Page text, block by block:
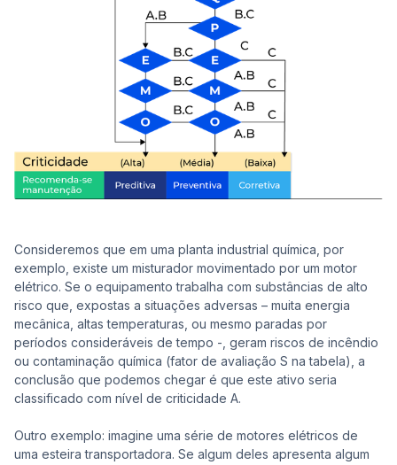
Consideremos que em uma planta industrial química, por
exemplo, existe um misturador movimentado por um motor
elétrico. Se o equipamento trabalha com substâncias de alto
risco que, expostas a situações adversas – muita energia
mecânica, altas temperaturas, ou mesmo paradas por
períodos consideráveis de tempo -, geram riscos de incêndio
ou contaminação química (fator de avaliação S na tabela), a
conclusão que podemos chegar é que este ativo seria
classificado com nível de criticidade A.
Outro exemplo: imagine uma série de motores elétricos de
uma esteira transportadora. Se algum deles apresenta algum